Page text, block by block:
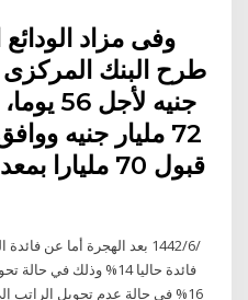
وفى مزاد الودائع
جنيه
72 مليار جنيه
فائدة حاليا 14% وذلك
16% في حالة عدم تحويل الراتب